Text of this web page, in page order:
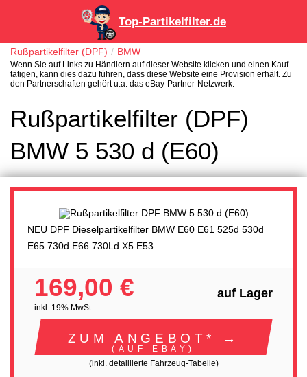
Top-Partikelfilter.de
Rußpartikelfilter (DPF) BMW
Wenn Sie auf Links zu Händlern auf dieser Website klicken und einen Kauf
tätigen, kann dies dazu führen, dass diese Website eine Provision erhält. Zu
den Partnerschaften gehört u.a. das eBay-Partner-Netzwerk.
Rußpartikelfilter (DPF)
BMW 5 530 d (E60)
NEU DPF Dieselpartikelfilter BMW E60 E61 525d 530d
E65 730d E66 730Ld X5 E53
169,00 €
inkl. 19% MwSt.
auf Lager
ZUM ANGEBOT* →
(AUF EBAY)
(inkl. detaillierte Fahrzeug-Tabelle)